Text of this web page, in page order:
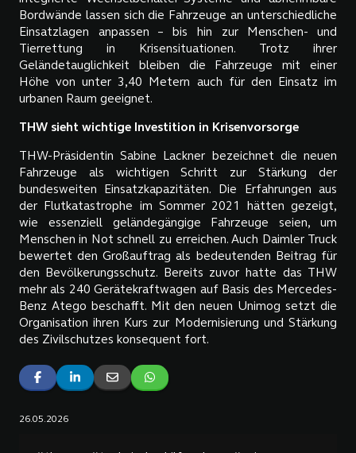
Bordwände lassen sich die Fahrzeuge an unterschiedliche
Einsatzlagen anpassen – bis hin zur Menschen- und
Tierrettung in Krisensituationen. Trotz ihrer
Geländetauglichkeit bleiben die Fahrzeuge mit einer
Höhe von unter 3,40 Metern auch für den Einsatz im
urbanen Raum geeignet.
THW sieht wichtige Investition in Krisenvorsorge
THW-Präsidentin Sabine Lackner bezeichnet die neuen
Fahrzeuge als wichtigen Schritt zur Stärkung der
bundesweiten Einsatzkapazitäten. Die Erfahrungen aus
der Flutkatastrophe im Sommer 2021 hätten gezeigt,
wie essenziell geländegängige Fahrzeuge seien, um
Menschen in Not schnell zu erreichen. Auch Daimler Truck
bewertet den Großauftrag als bedeutenden Beitrag für
den Bevölkerungsschutz. Bereits zuvor hatte das THW
mehr als 240 Gerätekraftwagen auf Basis des Mercedes-
Benz Atego beschafft. Mit den neuen Unimog setzt die
Organisation ihren Kurs zur Modernisierung und Stärkung
des Zivilschutzes konsequent fort.
26.05.2026